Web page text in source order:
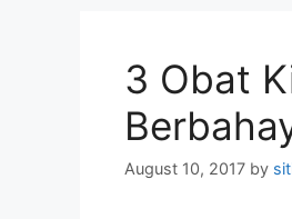
3 Obat
August 10, 2017 by